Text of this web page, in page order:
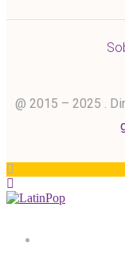
@ 2015 – 2025 .